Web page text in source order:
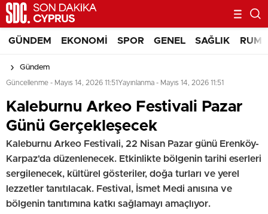
GÜNDEM EKONOMI SPOR GENEL SAĞLIK RUM
Gündem
Güncellenme - Mayıs 14, 2026 11:51Yayınlanma - Mayıs 14, 2026 11:51
Kaleburnu Arkeo Festivali Pazar
Günü Gerçekleşecek
Kaleburnu Arkeo Festivali, 22 Nisan Pazar günü Erenköy-
Karpaz'da düzenlenecek. Etkinlikte bölgenin tarihi eserleri
sergilenecek, kültürel gösteriler, doğa turları ve yerel
lezzetler tanıtılacak. Festival, İsmet Medi anısına ve
bölgenin tanıtımına katkı sağlamayı amaçlıyor.